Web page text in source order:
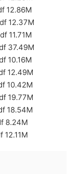
12.86M
12.37M
11.71M
37.49M
10.16M
12.49M
10.42M
19.77M
18.54M
8.24M
12.11M